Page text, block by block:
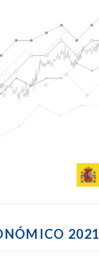
2021